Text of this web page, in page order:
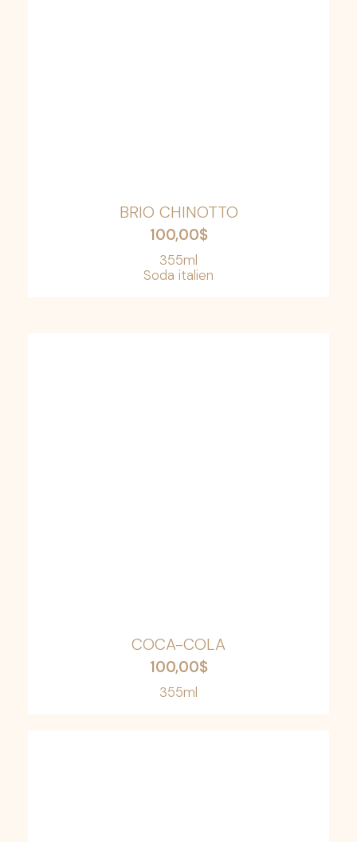
BRIO CHINOTTO
100,00$
355ml
Soda italien
COCA-COLA
100,00$
355ml